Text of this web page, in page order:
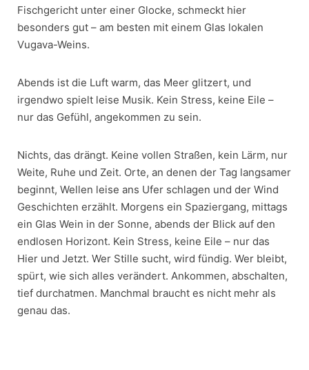
Fischgericht unter einer Glocke, schmeckt hier
besonders gut – am besten mit einem Glas lokalen
Vugava-Weins.
Abends ist die Luft warm, das Meer glitzert, und
irgendwo spielt leise Musik. Kein Stress, keine Eile –
nur das Gefühl, angekommen zu sein.
Nichts, das drängt. Keine vollen Straßen, kein Lärm, nur
Weite, Ruhe und Zeit. Orte, an denen der Tag langsamer
beginnt, Wellen leise ans Ufer schlagen und der Wind
Geschichten erzählt. Morgens ein Spaziergang, mittags
ein Glas Wein in der Sonne, abends der Blick auf den
endlosen Horizont. Kein Stress, keine Eile – nur das
Hier und Jetzt. Wer Stille sucht, wird fündig. Wer bleibt,
spürt, wie sich alles verändert. Ankommen, abschalten,
tief durchatmen. Manchmal braucht es nicht mehr als
genau das.